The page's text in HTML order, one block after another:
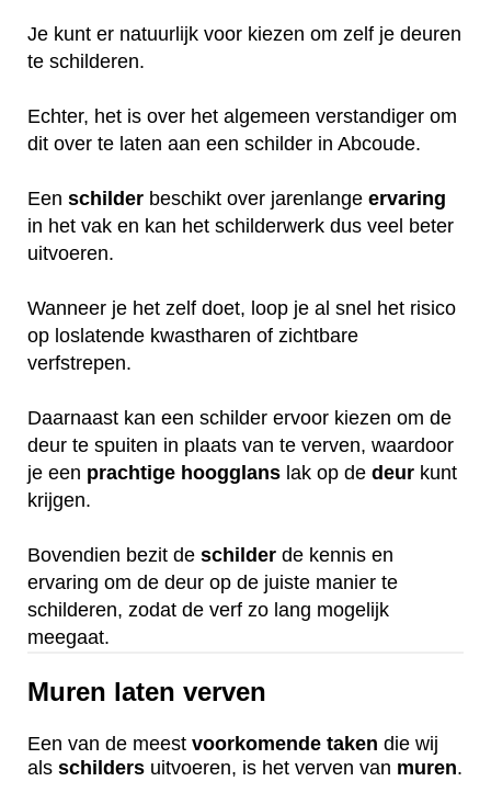
Je kunt er natuurlijk voor kiezen om zelf je deuren
te schilderen.
Echter, het is over het algemeen verstandiger om
dit over te laten aan een schilder in Abcoude.
Een schilder beschikt over jarenlange ervaring
in het vak en kan het schilderwerk dus veel beter
uitvoeren.
Wanneer je het zelf doet, loop je al snel het risico
op loslatende kwastharen of zichtbare
verfstrepen.
Daarnaast kan een schilder ervoor kiezen om de
deur te spuiten in plaats van te verven, waardoor
je een prachtige hoogglans lak op de deur kunt
krijgen.
Bovendien bezit de schilder de kennis en
ervaring om de deur op de juiste manier te
schilderen, zodat de verf zo lang mogelijk
meegaat.
Muren laten verven
Een van de meest voorkomende taken die wij
als schilders uitvoeren, is het verven van muren.